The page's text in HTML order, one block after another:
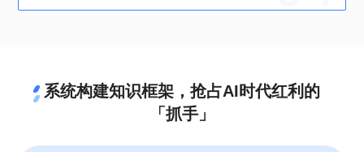
系统构建知识框架，抢占AI时代红利的
「抓手」